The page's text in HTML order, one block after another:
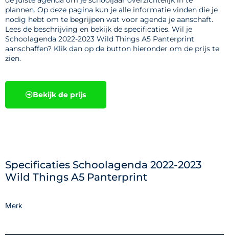
plannen. Op deze pagina kun je alle informatie vinden die je
nodig hebt om te begrijpen wat voor agenda je aanschaft.
Lees de beschrijving en bekijk de specificaties. Wil je
Schoolagenda 2022-2023 Wild Things A5 Panterprint
aanschaffen? Klik dan op de button hieronder om de prijs te
zien.
Bekijk de prijs
Specificaties Schoolagenda 2022-2023
Wild Things A5 Panterprint
Merk